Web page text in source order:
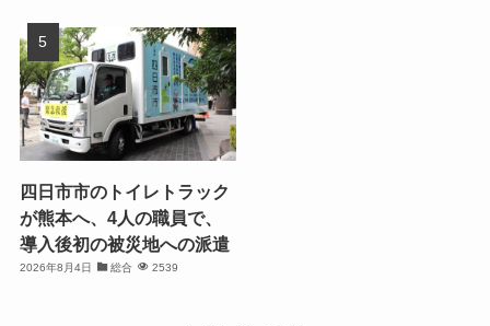
四日市市のトイレトラック
が熊本へ、4人の職員で、
導入後初の被災地への派遣
2026年8月4日 総合 2539